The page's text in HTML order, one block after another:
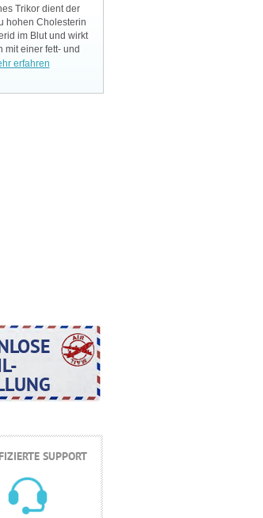
Trikor dient der
hohen Cholesterin
im Blut und wirkt
mit einer fett- und
Diät.
erfahren
SUPPORT